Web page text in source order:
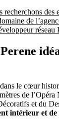
recherchons des
de
réseau
le cœur
de
et du
intérieur et